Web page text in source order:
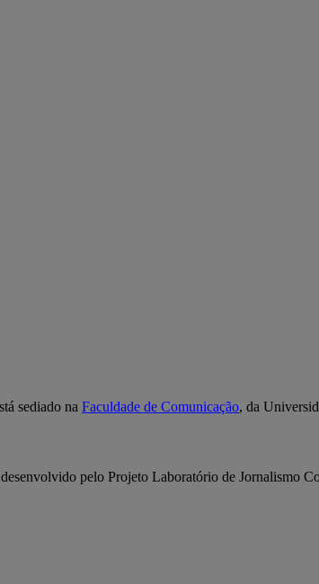
sediado na Faculdade de Comunicação, da
pelo Projeto Laboratório de Jornalismo